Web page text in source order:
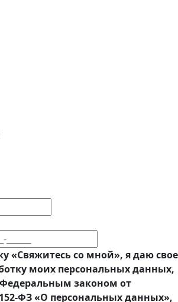
«Свяжитесь со мной», я даю свое
моих персональных данных,
Федеральным законом от
ФЗ «О персональных данных»,